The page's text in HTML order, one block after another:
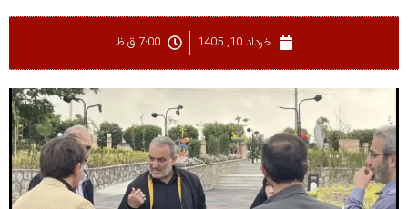
خرداد 10, 1405 7:00 ق.ظ